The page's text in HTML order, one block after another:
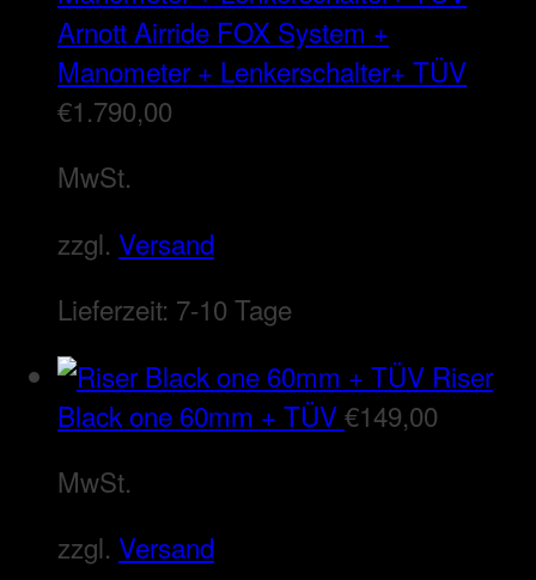
Arnott Airride FOX System +
Manometer + Lenkerschalter+ TÜV
€1.790,00
MwSt.
zzgl. Versand
Lieferzeit: 7-10 Tage
Riser
Black one 60mm + TÜV€149,00
MwSt.
zzgl. Versand